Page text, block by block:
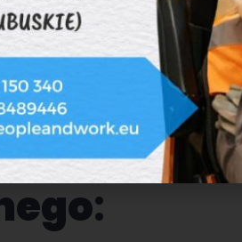
programy edukacyjne i
kariery zawodowej. Warto
dostępnych w danej okolicy.
w
i życia
: